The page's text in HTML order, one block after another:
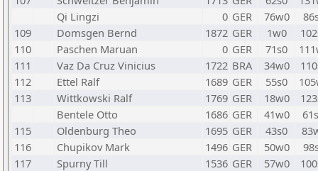
Qi Lingzi
0 GER 76w0
109
Domsgen Bernd 1872 GER 1w0
110
Paschen Maruan 0 GER 71s0
111
Vaz Da Cruz Vinicius 1722 BRA 34w0
112
Ettel Ralf 1689 GER 55s0
113
Wittkowski Ralf 1769 GER 18w0
Bentele Otto
1686 GER 41w0
115
Oldenburg Theo 1695 GER 43s0
116
Chupikov Mark 1496 GER 50w0
117
Spurny Till 1536 GER 57w0